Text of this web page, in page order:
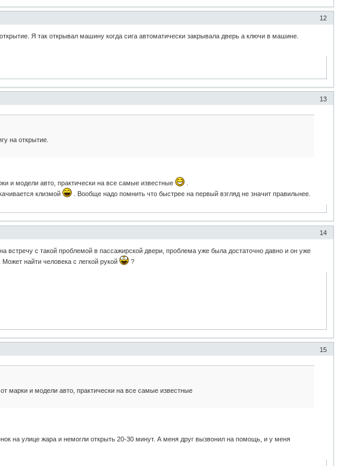
12
Я так открывал машину когда сига автоматически закрывала дверь а ключи в машине.
13
на открытие.
и модели авто, практически на все самые известные
.
клизмой
. Вообще надо помнить что быстрее на первый взгляд не значит правильнее.
14
с такой проблемой в пассажирской двери, проблема уже была достаточно давно и он уже
. Может найти человека с легкой рукой
?
15
марки и модели авто, практически на все самые известные
на улице жара и немогли открыть 20-30 минут. А меня друг вызвонил на помощь, и у меня